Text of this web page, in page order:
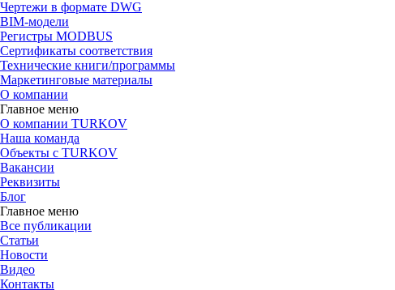
Чертежи в формате DWG
BIM-модели
Регистры MODBUS
Сертификаты соответствия
Технические книги/программы
Маркетинговые материалы
О компании
Главное меню
О компании TURKOV
Наша команда
Объекты с TURKOV
Вакансии
Реквизиты
Блог
Главное меню
Все публикации
Статьи
Новости
Видео
Контакты